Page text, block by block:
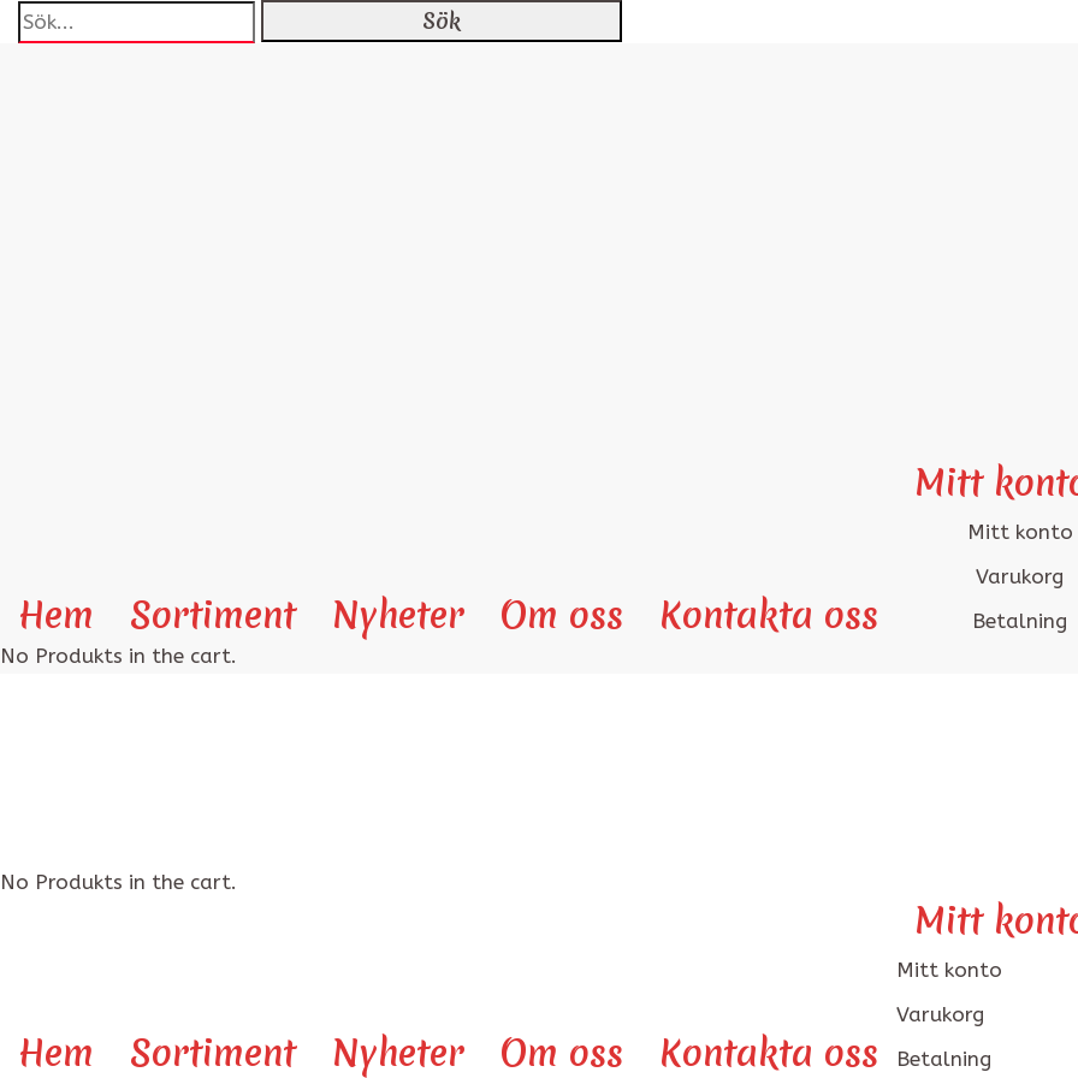
Hem Sortiment Nyheter Om oss Kontakta oss
Mitt
Mitt konto
Varukorg
Betalning
No Produkts in the cart.
No Produkts in the cart.
Hem Sortiment Nyheter Om oss Kontakta oss
Mitt
Mitt konto
Varukorg
Betalning